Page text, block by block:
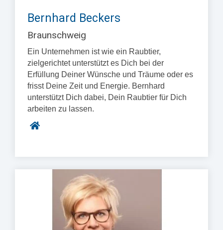
Bernhard Beckers
Braunschweig
Ein Unternehmen ist wie ein Raubtier,
zielgerichtet unterstützt es Dich bei der
Erfüllung Deiner Wünsche und Träume oder es
frisst Deine Zeit und Energie. Bernhard
unterstützt Dich dabei, Dein Raubtier für Dich
arbeiten zu lassen.